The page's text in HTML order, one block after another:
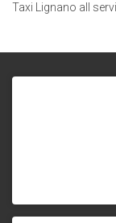
Taxi Lignano all